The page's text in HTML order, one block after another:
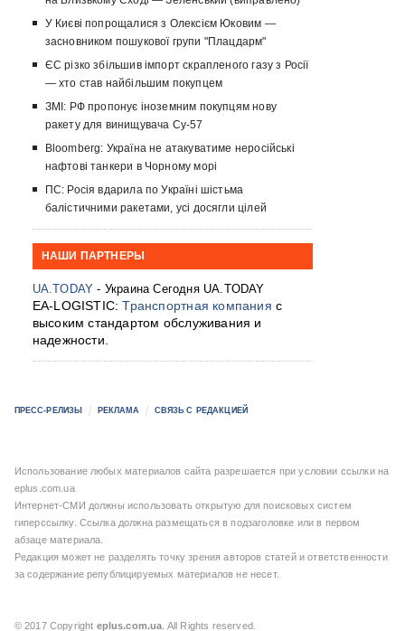
У Києві попрощалися з Олексієм Юковим —
засновником пошукової групи "Плацдарм"
ЄС різко збільшив імпорт скрапленого газу з Росії
— хто став найбільшим покупцем
ЗМІ: РФ пропонує іноземним покупцям нову
ракету для винищувача Су-57
Bloomberg: Україна не атакуватиме неросійські
нафтові танкери в Чорному морі
ПС: Росія вдарила по Україні шістьма
балістичними ракетами, усі досягли цілей
НАШИ ПАРТНЕРЫ
UA.TODAY - Украина Сегодня UA.TODAY
EA-LOGISTIC:Транспортная компания с
высоким стандартом обслуживания и
надежности.
ПРЕСС-РЕЛИЗЫ РЕКЛАМА СВЯЗЬ С РЕДАКЦИЕЙ
Использование любых материалов сайта разрешается при условии ссылки на
eplus.com.ua
Интернет-СМИ должны использовать открытую для поисковых систем
гиперссылку. Ссылка должна размещаться в подзаголовке или в первом
абзаце материала.
Редакция может не разделять точку зрения авторов статей и ответственности
за содержание републицируемых материалов не несет.
© 2017 Copyright eplus.com.ua . All Rights reserved.